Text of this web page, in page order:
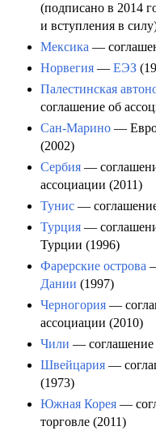
(подписано в 2014
и вступления в
Мексика —
Норвегия — ЕЭЗ
Палестинская
соглашение об
Сан-Марино —
(2002)
Сербия —
ассоциации (2011)
Тунис —
Турция —
Турции (1996)
Фарерские острова
Дании (1997)
Черногория —
ассоциации (2010)
Чили — соглашение
Швейцария —
(1973)
Южная Корея —
торговле (2011)